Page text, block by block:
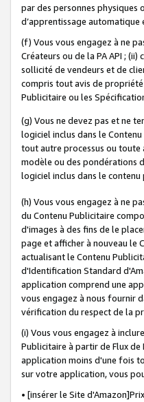
par des personnes
d’apprentissage
(f) Vous vous engagez à ne
Créateurs ou de la PA API ;
sollicité de vendeurs et de
compris tout avis de propriété
Publicitaire ou les
(g) Vous ne devez pas et ne
logiciel inclus dans le
tout autre processus ou toute
modèle ou des pondérations
logiciel inclus dans le
(h) Vous vous engagez à ne
du Contenu Publicitaire
d'images à des fins de le
page et afficher à nouveau le
actualisant le Contenu
d'Identification Standard
application comprend une
vous engagez à nous fournir
vérification du respect de la
(i) Vous vous engagez à
Publicitaire à partir de Flux de
application moins d'une fois
sur votre application, vous
• [insérer le Site